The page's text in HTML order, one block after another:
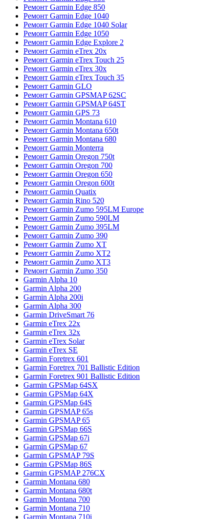
Ремонт Garmin Edge 850
Ремонт Garmin Edge 1040
Ремонт Garmin Edge 1040 Solar
Ремонт Garmin Edge 1050
Ремонт Garmin Edge Explore 2
Ремонт Garmin eTrex 20x
Ремонт Garmin eTrex Touch 25
Ремонт Garmin eTrex 30x
Ремонт Garmin eTrex Touch 35
Ремонт Garmin GLO
Ремонт Garmin GPSMAP 62SC
Ремонт Garmin GPSMAP 64ST
Ремонт Garmin GPS 73
Ремонт Garmin Montana 610
Ремонт Garmin Montana 650t
Ремонт Garmin Montana 680
Ремонт Garmin Monterra
Ремонт Garmin Oregon 750t
Ремонт Garmin Oregon 700
Ремонт Garmin Oregon 650
Ремонт Garmin Oregon 600t
Ремонт Garmin Quatix
Ремонт Garmin Rino 520
Ремонт Garmin Zumo 595LM Europe
Ремонт Garmin Zumo 590LM
Ремонт Garmin Zumo 395LM
Ремонт Garmin Zumo 390
Ремонт Garmin Zumo XT
Ремонт Garmin Zumo XT2
Ремонт Garmin Zumo XT3
Ремонт Garmin Zumo 350
Garmin Alpha 10
Garmin Alpha 200
Garmin Alpha 200i
Garmin Alpha 300
Garmin DriveSmart 76
Garmin eTrex 22x
Garmin eTrex 32x
Garmin eTrex Solar
Garmin eTrex SE
Garmin Foretrex 601
Garmin Foretrex 701 Ballistic Edition
Garmin Foretrex 901 Ballistic Edition
Garmin GPSMap 64SX
Garmin GPSMap 64X
Garmin GPSMap 64S
Garmin GPSMAP 65s
Garmin GPSMAP 65
Garmin GPSMap 66S
Garmin GPSMap 67i
Garmin GPSMap 67
Garmin GPSMAP 79S
Garmin GPSMap 86S
Garmin GPSMAP 276CX
Garmin Montana 680
Garmin Montana 680t
Garmin Montana 700
Garmin Montana 710
Garmin Montana 710i